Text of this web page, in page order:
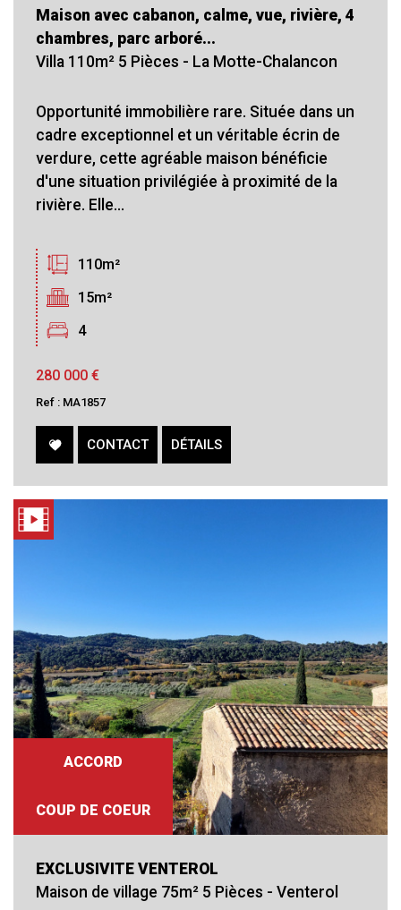
Maison avec cabanon, calme, vue, rivière, 4
chambres, parc arboré...
Villa 110m² 5 Pièces - La Motte-Chalancon
Opportunité immobilière rare. Située dans un
cadre exceptionnel et un véritable écrin de
verdure, cette agréable maison bénéficie
d'une situation privilégiée à proximité de la
rivière. Elle...
110m²
15m²
4
280 000 €
Ref : MA1857
CONTACT DÉTAILS
ACCORD
COUP DE COEUR
EXCLUSIVITE VENTEROL
Maison de village 75m² 5 Pièces - Venterol